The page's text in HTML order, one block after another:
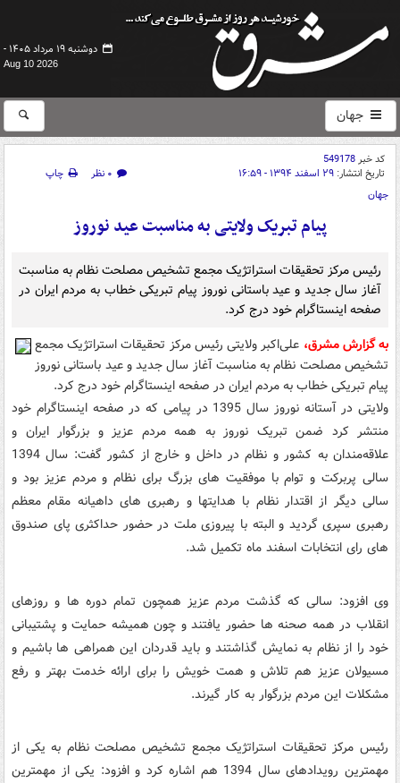
دوشنبه ۱۹ مرداد ۱۴۰۵ -
Aug 10 2026
جهان
کد خبر549178
تاریخ انتشار: ۲۹ اسفند ۱۳۹۴ - ۱۶:۵۹ ۰ نظر
چاپ
جهان
پیام تبریک ولایتی به مناسبت عید نوروز
رئیس مرکز تحقیقات استراتژیک مجمع تشخیص مصلحت نظام به مناسبت
آغاز سال جدید و عید باستانی نوروز پیام تبریکی خطاب به مردم ایران در
صفحه اینستاگرام خود درج کرد.
به گزارش مشرق، علی‌اکبر ولایتی رئیس مرکز تحقیقات استراتژیک مجمع
تشخیص مصلحت نظام به مناسبت آغاز سال جدید و عید باستانی نوروز
پیام تبریکی خطاب به مردم ایران در صفحه اینستاگرام خود درج کرد.
ولایتی در آستانه نوروز سال 1395 در پیامی که در صفحه اینستاگرام خود
منتشر کرد ضمن تبریک نوروز به همه مردم عزیز و بزرگوار ایران و
علاقه‌مندان به کشور و نظام در داخل و خارج از کشور گفت: سال 1394
سالی پربرکت و توام با موفقیت های بزرگ برای نظام و مردم عزیز بود و
سالی دیگر از اقتدار نظام با هدایتها و رهبری های داهیانه مقام معظم
رهبری سپری گردید و البته با پیروزی ملت در حضور حداکثری پای صندوق
های رای انتخابات اسفند ماه تکمیل شد.
وی افزود: سالی که گذشت مردم عزیز همچون تمام دوره ها و روزهای
انقلاب در همه صحنه ها حضور یافتند و چون همیشه حمایت و پشتیبانی
خود را از نظام به نمایش گذاشتند و باید قدردان این همراهی ها باشیم و
مسیولان عزیز هم تلاش و همت خویش را برای ارائه خدمت بهتر و رفع
مشکلات این مردم بزرگوار به کار گیرند.
رئیس مرکز تحقیقات استراتژیک مجمع تشخیص مصلحت نظام به یکی از
مهمترین رویدادهای سال 1394 هم اشاره کرد و افزود: یکی از مهمترین